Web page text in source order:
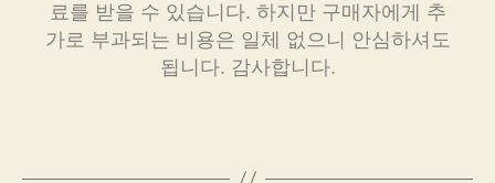
료를 받을 수 있습니다. 하지만 구매자에게 추
가로 부과되는 비용은 일체 없으니 안심하셔도
됩니다. 감사합니다.